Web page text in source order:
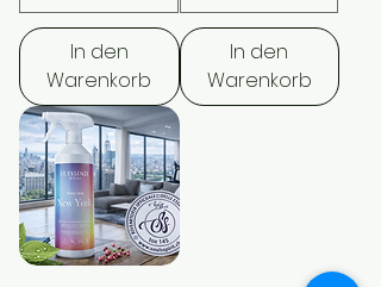
In den
Warenkorb
In den
Warenkorb